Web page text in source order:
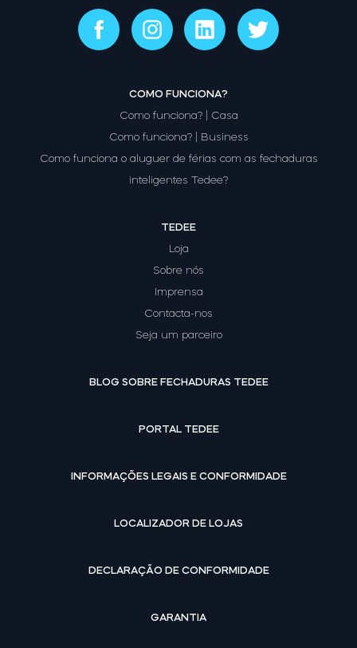
COMO FUNCIONA?
Como funciona? | Casa
Como funciona? | Business
Como funciona o aluguer de férias com as fechaduras
inteligentes Tedee?
TEDEE
Loja
Sobre nós
Imprensa
Contacta-nos
Seja um parceiro
BLOG SOBRE FECHADURAS TEDEE
PORTAL TEDEE
INFORMAÇÕES LEGAIS E CONFORMIDADE
LOCALIZADOR DE LOJAS
DECLARAÇÃO DE CONFORMIDADE
GARANTIA